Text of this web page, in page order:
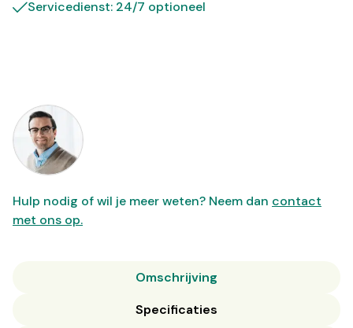
Servicedienst: 24/7 optioneel
Hulp nodig of wil je meer weten? Neem dan contact
met ons op.
Omschrijving
Specificaties